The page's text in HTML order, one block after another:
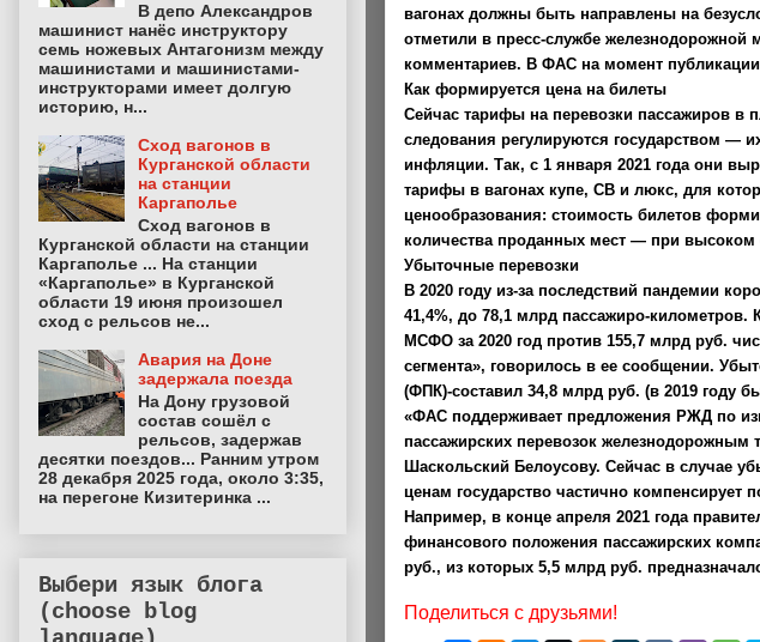
вагонах должны быть направлены на
отметили в пресс-службе железнодорожной
комментариев. В ФАС на момент
Как формируется цена на билеты
Сейчас тарифы на перевозки пассажиров в
следования регулируются государством —
инфляции. Так, с 1 января 2021 года они
тарифы в вагонах купе, СВ и люкс, для
ценообразования: стоимость билетов
количества проданных мест — при высоком
Убыточные перевозки
В 2020 году из-за последствий пандемии
41,4%, до 78,1 млрд пассажиро-
МСФО за 2020 год против 155,7 млрд руб.
сегмента», говорилось в ее сообщении.
(ФПК)-составил 34,8 млрд руб. (в 2019 году
«ФАС поддерживает предложения РЖД по
пассажирских перевозок
Шаскольский Белоусову. Сейчас в случае
ценам государство частично компенсирует
Например, в конце апреля 2021 года
финансового положения пассажирских
руб., из которых 5,5 млрд руб.
Поделиться с друзьями!
В депо Александров
машинист нанёс инструктору
семь ножевых Антагонизм между
машинистами и машинистами-
инструкторами имеет долгую
историю, н...
Сход вагонов в
Курганской области
на станции
Каргаполье
Сход вагонов в
Курганской области на станции
Каргаполье ... На станции
«Каргаполье» в Курганской
области 19 июня произошел
сход с рельсов не...
Авария на Доне
задержала поезда
На Дону грузовой
состав сошёл с
рельсов, задержав
десятки поездов... Ранним утром
28 декабря 2025 года, около 3:35,
на перегоне Кизитеринка ...
Выбери язык блога
(choose blog